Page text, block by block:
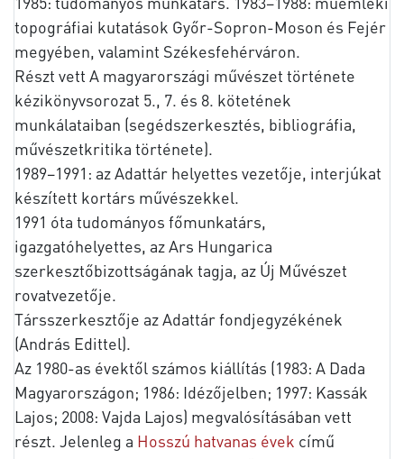
topográfiai kutatások Győr-Sopron-Moson és Fejér
megyében, valamint Székesfehérváron.
Részt vett A magyarországi művészet története
kézikönyvsorozat 5., 7. és 8. kötetének
munkálataiban (segédszerkesztés, bibliográfia,
művészetkritika története).
1989–1991: az Adattár helyettes vezetője, interjúkat
készített kortárs művészekkel.
1991 óta tudományos főmunkatárs,
igazgatóhelyettes, az Ars Hungarica
szerkesztőbizottságának tagja, az Új Művészet
rovatvezetője.
Társszerkesztője az Adattár fondjegyzékének
(András Edittel).
Az 1980-as évektől számos kiállítás (1983: A Dada
Magyarországon; 1986: Idézőjelben; 1997: Kassák
Lajos; 2008: Vajda Lajos) megvalósításában vett
részt. Jelenleg a Hosszú hatvanas évek című